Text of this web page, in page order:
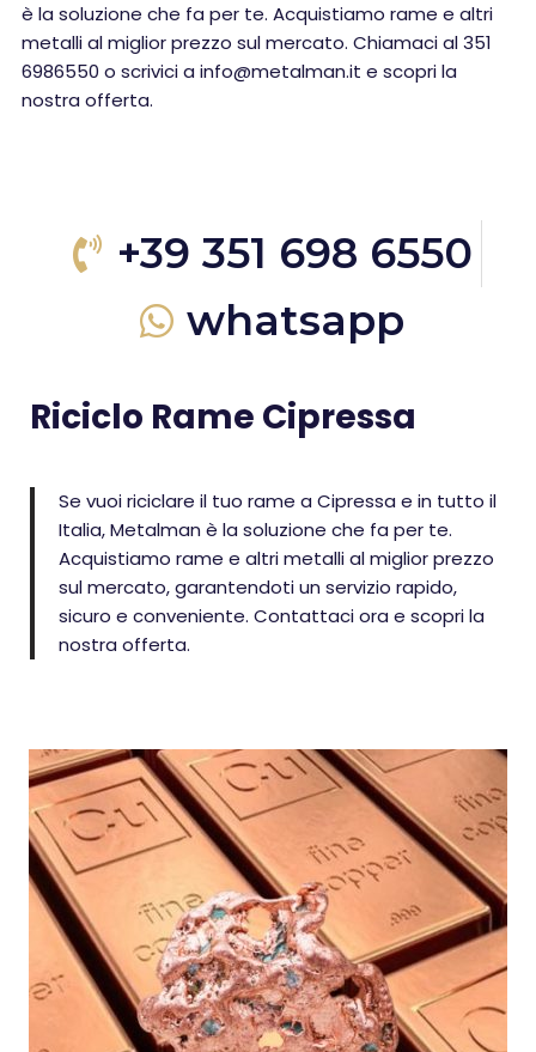
è la soluzione che fa per te. Acquistiamo rame e altri
metalli al miglior prezzo sul mercato. Chiamaci al 351
6986550 o scrivici a info@metalman.it e scopri la
nostra offerta.
+39 351 698 6550
whatsapp
Riciclo Rame Cipressa
Se vuoi riciclare il tuo rame a Cipressa e in tutto il
Italia, Metalman è la soluzione che fa per te.
Acquistiamo rame e altri metalli al miglior prezzo
sul mercato, garantendoti un servizio rapido,
sicuro e conveniente. Contattaci ora e scopri la
nostra offerta.